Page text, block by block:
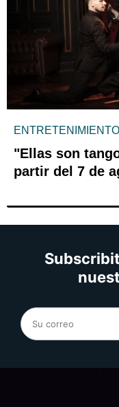
ENTRETENIMIENTO
"Ellas son
partir del 7 de